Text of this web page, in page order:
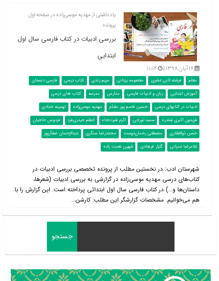
یادداشتی از مهدیه موسی‌زاده در صفحه اول
پرونده
بررسی ادبیات در کتاب فارسی سال اول
ابتدایی
۱۶ آبان ۱۳۹۸ | ۱۱:۱۴
معلم فرشته اثنی عشری معصومه یزدانی مریم زندی کتاب درسی
فارسی دبستان
آموزش ابتدایی
زبان و ادبیات فارسی مدارس مدرسه
کتاب های درسی
ادبیات در کتابهای درسی
حسین قاسم پور مقدّم مهدیه موسی‌زاده
تهمینه حدادی
فریدون اکبری شِلدره
سمیه تورجی اکرم فتوت‌جاه اعظم حیدری‌فرد
فردوس حاجیان
حسن ذوالفقارى
مصطفى رحمان‌دوست محمّدرضا سنگرى
عبدالرّحمان صفاّرپور
غلامرضا عمرانى
گلزار فرهادى شهین نعمت زاده
شهرستان ادب: در نخستین مطلب از پرونده تخصصی بررسی ادبیات در
کتاب‌‌های درسی مهدیه موسی‌زاده در گزارشی به بررسی ادبیات (شعرها،
داستان‌ها و...) در کتاب فارسی سال اول ابتدائی پرداخته است. این گزارش را با
هم می‌خوانیم. مشخصات گزارشگر این مطلب: کارشن...